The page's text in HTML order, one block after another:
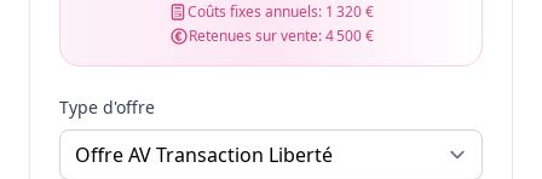
Coûts fixes annuels: 1 320 €
Retenues sur vente:4 500 €
Type d'offre